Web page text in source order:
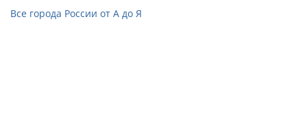
Все города России от А до Я